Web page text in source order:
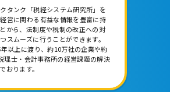
タンク「税経システム研究所」を
営に関わる有益な情報を豊富に持
から、法制度や税制の改正への対
スムーズに行うことができます。
以上に渡り、約10万社の企業や約
理士・会計事務所の経営課題の解決
おります。